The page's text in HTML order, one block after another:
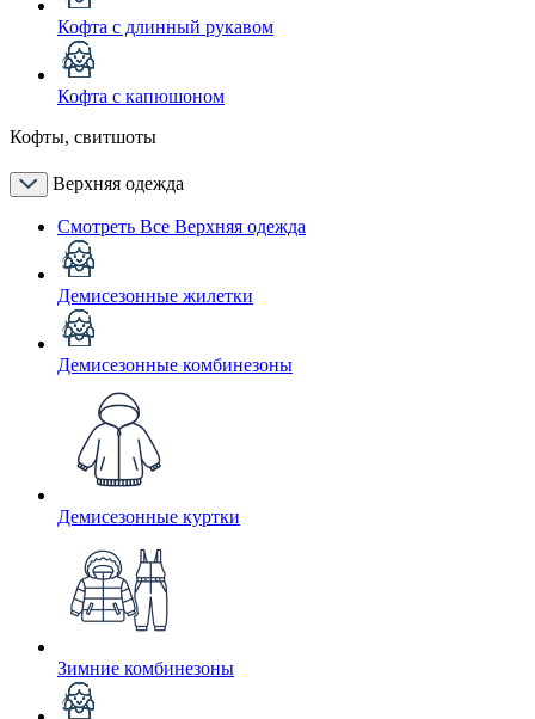
Кофта с длинный рукавом
Кофта с капюшоном
Кофты, свитшоты
Верхняя одежда
Смотреть Все Верхняя одежда
Демисезонные жилетки
Демисезонные комбинезоны
Демисезонные куртки
Зимние комбинезоны